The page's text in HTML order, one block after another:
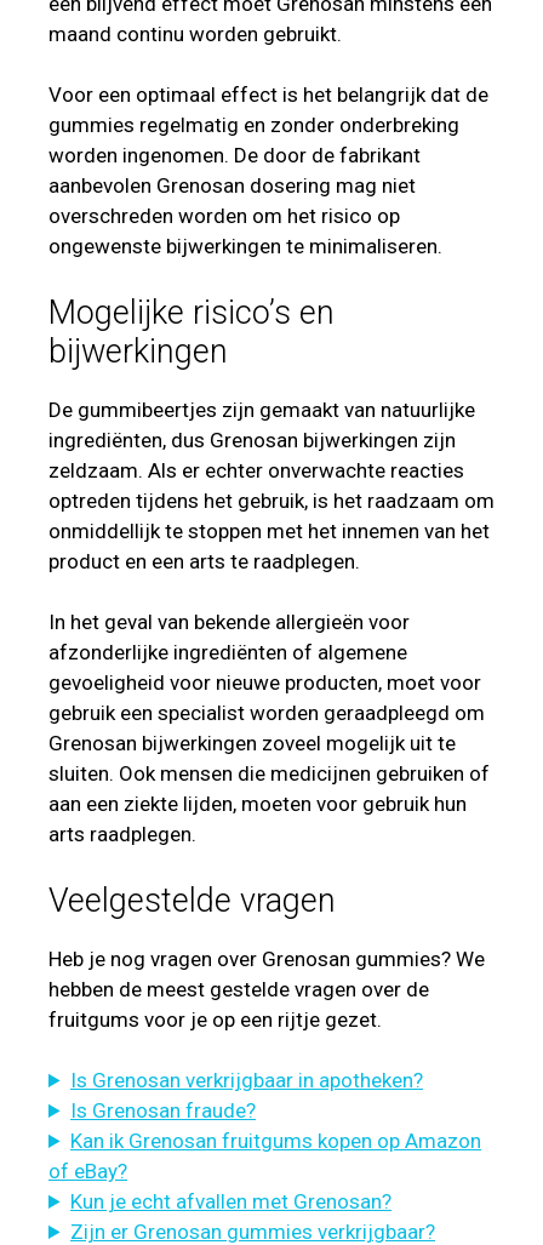
maand continu worden gebruikt.
Voor een optimaal effect is het belangrijk dat de
gummies regelmatig en zonder onderbreking
worden ingenomen. De door de fabrikant
aanbevolen Grenosan dosering mag niet
overschreden worden om het risico op
ongewenste bijwerkingen te minimaliseren.
Mogelijke risico’s en
bijwerkingen
De gummibeertjes zijn gemaakt van natuurlijke
ingrediënten, dus Grenosan bijwerkingen zijn
zeldzaam. Als er echter onverwachte reacties
optreden tijdens het gebruik, is het raadzaam om
onmiddellijk te stoppen met het innemen van het
product en een arts te raadplegen.
In het geval van bekende allergieën voor
afzonderlijke ingrediënten of algemene
gevoeligheid voor nieuwe producten, moet voor
gebruik een specialist worden geraadpleegd om
Grenosan bijwerkingen zoveel mogelijk uit te
sluiten. Ook mensen die medicijnen gebruiken of
aan een ziekte lijden, moeten voor gebruik hun
arts raadplegen.
Veelgestelde vragen
Heb je nog vragen over Grenosan gummies? We
hebben de meest gestelde vragen over de
fruitgums voor je op een rijtje gezet.
Is Grenosan verkrijgbaar in apotheken?
Is Grenosan fraude?
Kan ik Grenosan fruitgums kopen op Amazon
of eBay?
Kun je echt afvallen met Grenosan?
Zijn er Grenosan gummies verkrijgbaar?